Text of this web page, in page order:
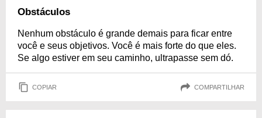
Obstáculos
Nenhum obstáculo é grande demais para ficar entre
você e seus objetivos. Você é mais forte do que eles.
Se algo estiver em seu caminho, ultrapasse sem dó.
COPIAR COMPARTILHAR